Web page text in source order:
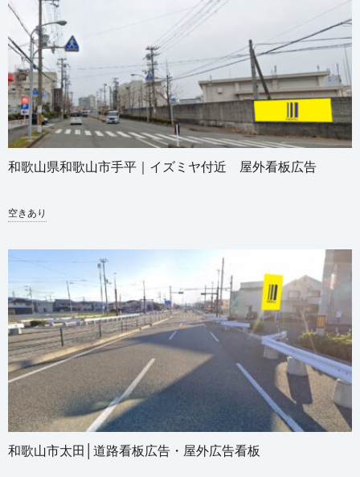
和歌山県和歌山市手平｜イズミヤ付近 屋外看板広告
空きあり
和歌山市太田│道路看板広告・屋外広告看板